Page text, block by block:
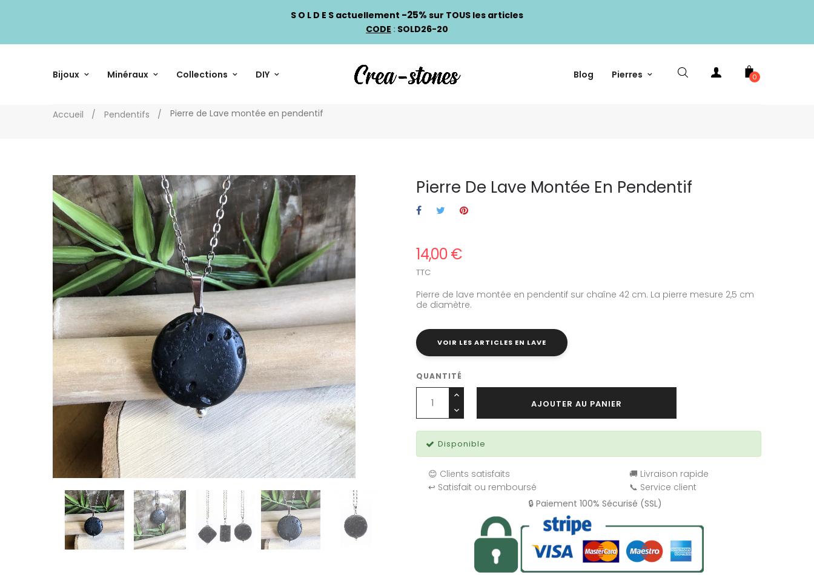
S O L D E S actuellement -25% sur TOUS les articles
CODE : SOLD26-20
Bijoux Minéraux Collections DIY Blog Pierres 0
Accueil Pendentifs Pierre de Lave montée en pendentif
Pierre De Lave Montée En Pendentif
14,00 €
TTC
Pierre de lave montée en pendentif sur chaîne 42 cm. La pierre mesure 2,5 cm
de diamètre.
VOIR LES ARTICLES EN LAVE
QUANTITÉ
AJOUTER AU PANIER
Disponible
😊 Clients satisfaits
🚚 Livraison rapide
↩️ Satisfait ou remboursé
📞 Service client
🔒 Paiement 100% Sécurisé (SSL)